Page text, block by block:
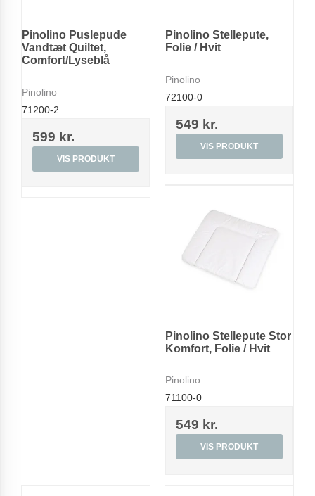
Pinolino Puslepude
Vandtæt Quiltet,
Comfort/Lyseblå
Pinolino
71200-2
599 kr.
VIS PRODUKT
Pinolino Stellepute,
Folie / Hvit
Pinolino
72100-0
549 kr.
VIS PRODUKT
Pinolino Stellepute Stor
Komfort, Folie / Hvit
Pinolino
71100-0
549 kr.
VIS PRODUKT